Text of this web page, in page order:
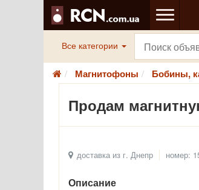
Все категории
Магнитофоны Бобины,
Продам
доставка из г. Днепр номер:
Описание